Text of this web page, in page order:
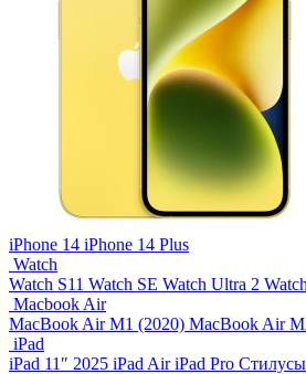
iPhone 14 iPhone 14 Plus
Watch
Watch S11 Watch SE Watch Ultra 2
Macbook Air
MacBook Air M1 (2020) MacBook Air
iPad
iPad 11″ 2025 iPad AiriPad Pro Стилусы